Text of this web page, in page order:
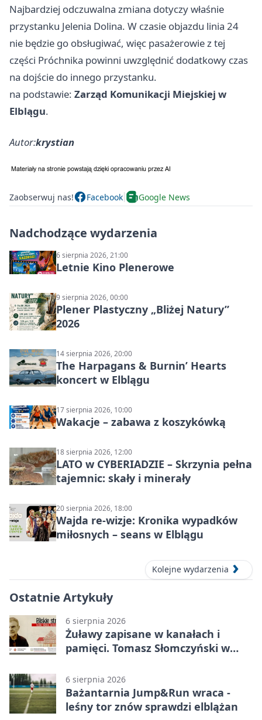
Najbardziej odczuwalna zmiana dotyczy właśnie
przystanku Jelenia Dolina. W czasie objazdu linia 24
nie będzie go obsługiwać, więc pasażerowie z tej
części Próchnika powinni uwzględnić dodatkowy czas
na dojście do innego przystanku.
na podstawie: Zarząd Komunikacji Miejskiej w
Elblągu.
Autor:krystian
Zaobserwuj nas! Facebook Google News
Nadchodzące wydarzenia
6 sierpnia 2026, 21:00
Letnie Kino Plenerowe
9 sierpnia 2026, 00:00
Plener Plastyczny „Bliżej Natury”
2026
14 sierpnia 2026, 20:00
The Harpagans & Burnin’ Hearts
koncert w Elblągu
17 sierpnia 2026, 10:00
Wakacje – zabawa z koszykówką
18 sierpnia 2026, 12:00
LATO w CYBERIADZIE – Skrzynia pełna
tajemnic: skały i minerały
20 sierpnia 2026, 18:00
Wajda re-wizje: Kronika wypadków
miłosnych – seans w Elblągu
Kolejne wydarzenia
Ostatnie Artykuły
6 sierpnia 2026
Żuławy zapisane w kanałach i
pamięci. Tomasz Słomczyński w
6 sierpnia 2026
Bażantarnia Jump&Run wraca -
leśny tor znów sprawdzi elblążan